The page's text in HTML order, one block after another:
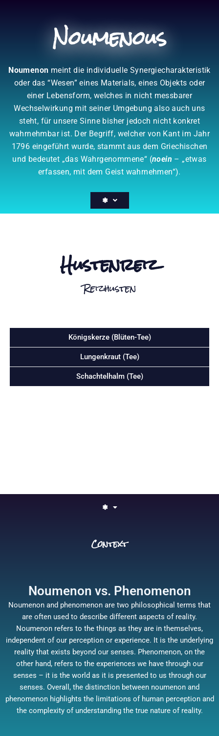
Noumenous
Noumenon meint die individuelle Synergiecharakteristik
oder das “Wesen” eines Materials, eines Objekts oder
einer Lebensform, welches in nicht messbarer
Wechselwirkung mit seiner Umgebung also auch uns
steht, für unsere Sinne bisher jedoch nicht konkret
wahrnehmbar ist. Der Begriff, welcher von Kant im Jahr
1796 eingeführt wurde, stammt aus dem Griechischen
und bedeutet „das Wahrgenommene“ (noein – „etwas
erfassen, mit dem Geist wahrnehmen“).
❃
Hustenreiz
Reizhusten
Königskerze (Blüten-Tee)
Lungenkraut (Tee)
Schachtelhalm (Tee)
❃
Context
Noumenon vs. Phenomenon
Noumenon and phenomenon are two philosophical terms that
are often used to describe different aspects of reality.
Noumenon refers to the things as they are in themselves,
independent of our perception or experience. It is the underlying
reality that exists beyond our senses. Phenomenon, on the
other hand, refers to the experiences we have through our
senses – it is the world as it is presented to us through our
senses. Overall, the distinction between noumenon and
phenomenon highlights the limitations of human perception and
the complexity of understanding the true nature of reality.